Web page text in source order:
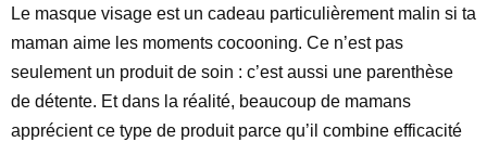
Le masque visage est un cadeau particulièrement malin si ta
maman aime les moments cocooning. Ce n’est pas
seulement un produit de soin : c’est aussi une parenthèse
de détente. Et dans la réalité, beaucoup de mamans
apprécient ce type de produit parce qu’il combine efficacité